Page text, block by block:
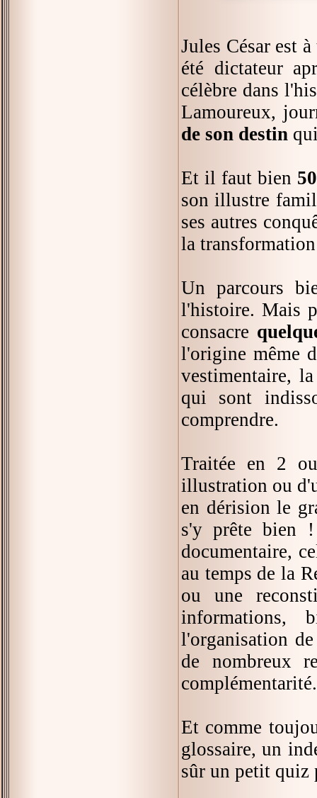
Jules César est
été dictateur
célèbre dans
Lamoureux,
de son destin
Et il faut bien
son illustre
ses autres
la
Un parcours
l'histoire. Mais
consacre
l'origine même
vestimentaire,
qui sont
comprendre.
Traitée en 2
illustration ou
en dérision le
s'y prête bien !
documentaire,
au temps de la
ou une
informations,
l'organisation
de nombreux
complémentarité.
Et comme
glossaire, un
sûr un petit quiz